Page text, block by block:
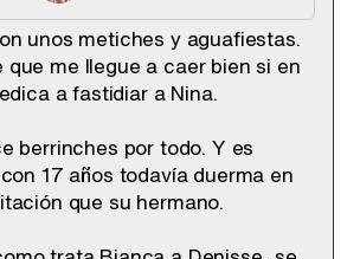
unos metiches y aguafiestas.
que me llegue a caer bien si en
a fastidiar a Nina.
berrinches por todo. Y es
17 años todavía duerma en
que su hermano.